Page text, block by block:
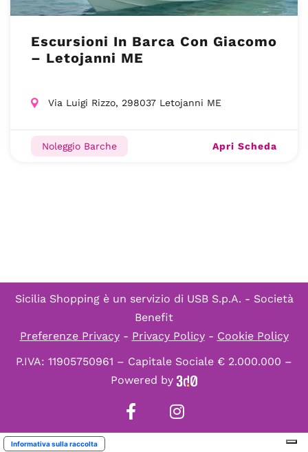
Escursioni In Barca Con Giacomo
– Letojanni ME
Via Luigi Rizzo, 298037 Letojanni ME
Noleggio Barche Apri Scheda
Sicilia Shopping è un servizio di USB S.p.A. - Società
Benefit
Preferenze Privacy- Privacy Policy- Cookie Policy
P.IVA: 11905750961 – Capitale Sociale € 2.000.000 –
Powered by
Informativa sulla raccolta